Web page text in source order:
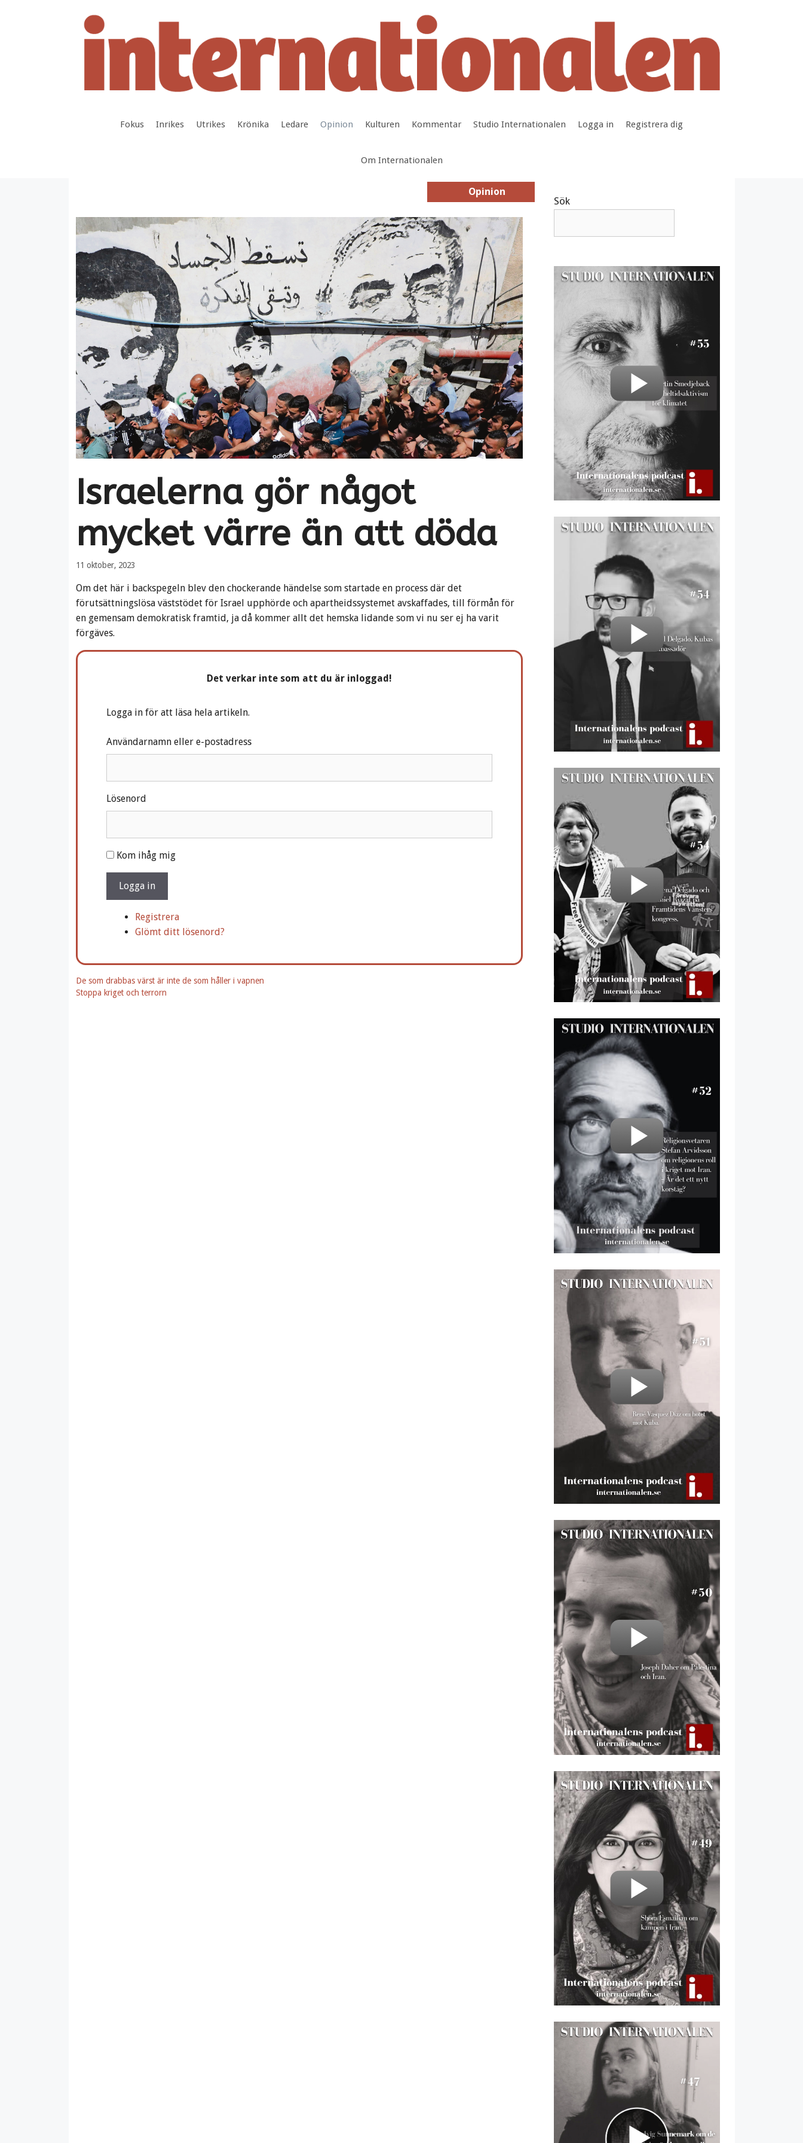
Fokus Inrikes Utrikes Krönika Ledare Opinion Kulturen Kommentar Studio Internationalen Logga in Registrera dig
Om Internationalen
Opinion
Opinion
Israelerna gör något
mycket värre än att döda
11 oktober, 2023
Om det här i backspegeln blev den chockerande händelse som startade en process där det
förutsättningslösa väststödet för Israel upphörde och apartheidssystemet avskaffades, till förmån för
en gemensam demokratisk framtid, ja då kommer allt det hemska lidande som vi nu ser ej ha varit
förgäves.
Det verkar inte som att du är inloggad!
Logga in för att läsa hela artikeln.
Användarnamn eller e-postadress
Lösenord
A
l
e
i
v
Kom ihåg mig
Logga in
Registrera
Glömt ditt lösenord?
De som drabbas värst är inte de som håller i vapnen
Stoppa kriget och terrorn
Sök